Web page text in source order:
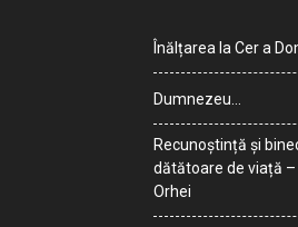
Înălțarea la Cer a
Dumnezeu…
Recunoștință și
dătătoare de viață
Orhei